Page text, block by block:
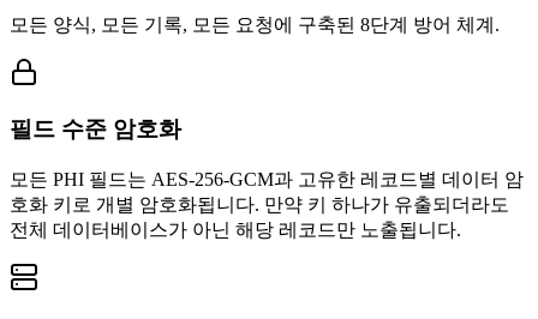
모든 양식, 모든 기록, 모든 요청에 구축된 8단계 방어 체계.
필드 수준 암호화
모든 PHI 필드는 AES-256-GCM과 고유한 레코드별 데이터 암
호화 키로 개별 암호화됩니다. 만약 키 하나가 유출되더라도
전체 데이터베이스가 아닌 해당 레코드만 노출됩니다.